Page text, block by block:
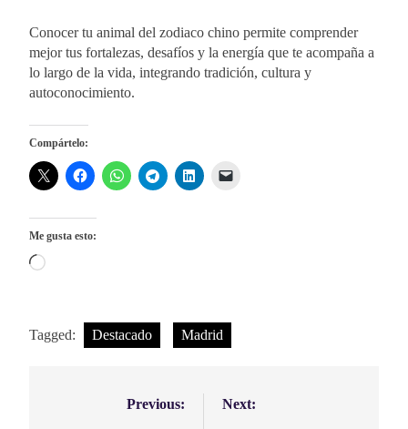
Conocer tu animal del zodiaco chino permite comprender
mejor tus fortalezas, desafíos y la energía que te acompaña a
lo largo de la vida, integrando tradición, cultura y
autoconocimiento.
Compártelo:
Me gusta esto:
Cargando...
Tagged: Destacado Madrid
NavegaciónPrevious: Next: